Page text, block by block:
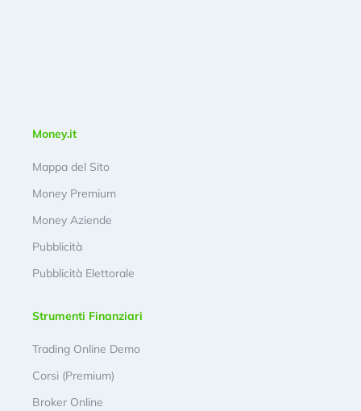
Money.it
Mappa del Sito
Money Premium
Money Aziende
Pubblicità
Pubblicità Elettorale
Strumenti Finanziari
Trading Online Demo
Corsi (Premium)
Broker Online